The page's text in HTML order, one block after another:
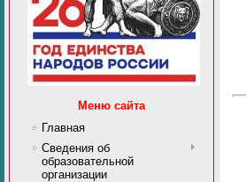
Меню сайта
Главная
Сведения об
образовательной
организации